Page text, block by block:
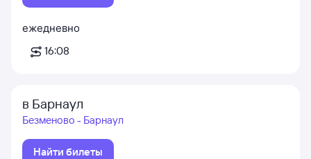
ежедневно
16:08
в Барнаул
Безменово - Барнаул
Найти билеты